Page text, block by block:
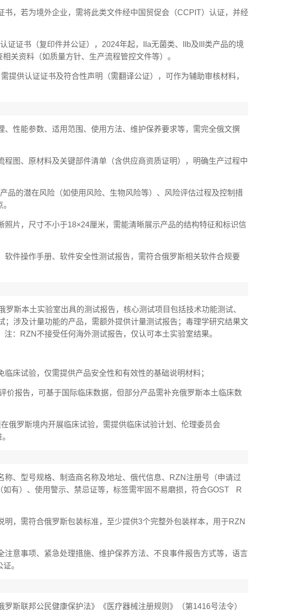
，若为境外企业，需将此类文件经中国贸促会（CCPIT）认证，并经
证书（复印件并公证），2024年起，IIa无菌类、IIb及III类产品的境
关资料（如质量方针、生产流程管控文件等）。
供认证证书及符合性声明（需翻译公证），可作为辅助审核材料，
性能参数、适用范围、使用方法、维护保养要求等，需完全俄文撰
图、原材料及关键部件清单（含供应商资质证明），明确生产过程中
的潜在风险（如使用风险、生物风险等）、风险评估过程及控制措
片，尺寸不小于18×24厘米，需能清晰展示产品的结构特征和标识信
件操作手册、软件安全性测试报告，需符合俄罗斯相关软件合规要
斯本土实验室出具的测试报告，核心测试项目包括技术功能测试、
涉及计量功能的产品，需额外提供计量测试报告；毒理学研究结果文
：RZN不接受任何海外测试报告，仅认可本土实验室结果。
试验，仅需提供产品安全性和有效性的基础说明材料；
报告，可基于国际临床数据，但部分产品需补充俄罗斯本土临床数
罗斯境内开展临床试验，需提供临床试验计划、伦理委员会
、型号规格、制造商名称及地址、俄代信息、RZN注册号（申请过
有）、使用警示、禁忌证等，标签需牢固不易磨损，符合GOST R
，需符合俄罗斯包装标准，至少提供3个完整外包装样本，用于RZN
意事项、紧急处理措施、维护保养方法、不良事件报告方式等，语言
。
斯联邦公民健康保护法》《医疗器械注册规则》（第1416号法令）